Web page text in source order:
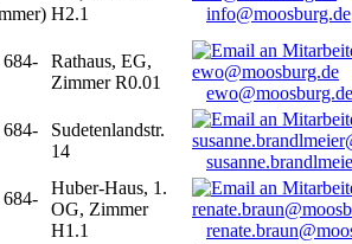
H2.1
info@moosburg.de
684-
Rathaus, EG,
Zimmer R0.01
ewo@moosburg.de
684-
Sudetenlandstr.
14
684-
Huber-Haus, 1.
OG, Zimmer
H1.1